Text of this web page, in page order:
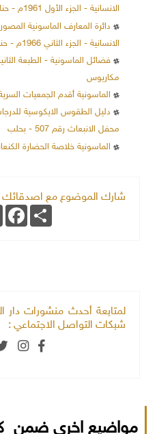
الانسانية - الجزء الأول 1961م - حنا أبي راشد
دائرة المعارف الماسونية
الانسانية - الجزء الثاني 1966م - حنا أبي راشد
مكاريوس
الماسونية أقدم الجمعيات السرية
دليل الطقوس الايكوسية للدرجات
محفل الانبعاث رقم 507 - بحلب
الماسونية خلاصة الحضارة الكنعانية 1972م - فؤاد
شارك الموضوع مع اصدقائك !!
Share
لمتابعة أحدث منشورات دار
شبكات التواصل الاجتماعي :
مواضيع اخرى ضمن